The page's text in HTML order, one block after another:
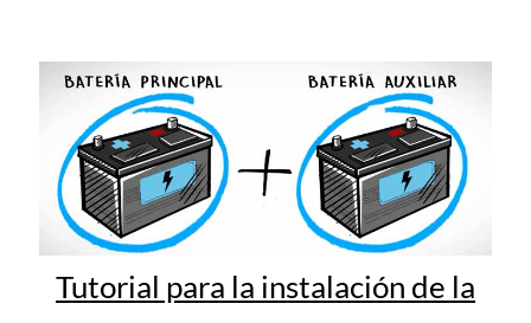
Tutorial para la instalación de la